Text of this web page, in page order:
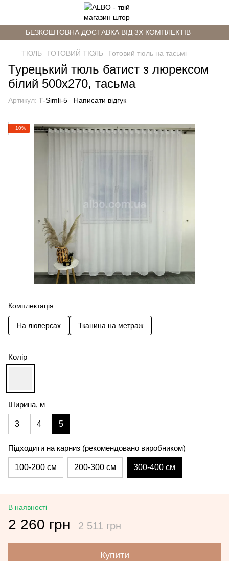
БЕЗКОШТОВНА ДОСТАВКА ВІД 3Х КОМПЛЕКТІВ
ТЮЛЬ ГОТОВИЙ ТЮЛЬ Готовий тюль на тасьмі
Турецький тюль батист з люрексом
білий 500х270, тасьма
Артикул: T-Simli-5 Написати відгук
−10%
Комплектація:
На люверсах Тканина на метраж
Колір
Ширина, м
3 4 5
Підходити на карниз (рекомендовано виробником)
100-200 см 200-300 см 300-400 см
В наявності
2 260 грн 2 511 грн
Купити